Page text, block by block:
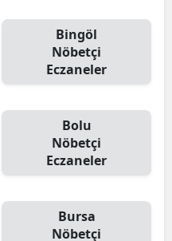
Bingöl
Nöbetçi
Eczaneler
Bolu
Nöbetçi
Eczaneler
Bursa
Nöbetçi